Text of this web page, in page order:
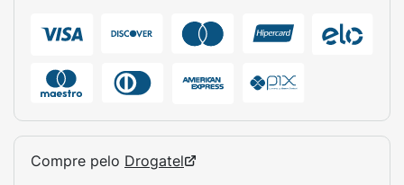
Compre pelo Drogatel